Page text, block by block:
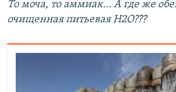
То моча, то аммиак… А где же
очищенная питьевая Н2О???